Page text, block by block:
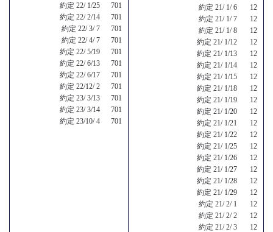
約定 22/ 1/25 701
約定 22/ 2/14 701
約定 22/ 3/ 7 701
約定 22/ 4/ 7 701
約定 22/ 5/19 701
約定 22/ 6/13 701
約定 22/ 6/17 701
約定 22/12/ 2 701
約定 23/ 3/13 701
約定 23/ 3/14 701
約定 23/10/ 4 701
約定 21/ 1/ 6 12
約定 21/ 1/ 7 12
約定 21/ 1/ 8 12
約定 21/ 1/12 12
約定 21/ 1/13 12
約定 21/ 1/14 12
約定 21/ 1/15 12
約定 21/ 1/18 12
約定 21/ 1/19 12
約定 21/ 1/20 12
約定 21/ 1/21 12
約定 21/ 1/22 12
約定 21/ 1/25 12
約定 21/ 1/26 12
約定 21/ 1/27 12
約定 21/ 1/28 12
約定 21/ 1/29 12
約定 21/ 2/ 1 12
約定 21/ 2/ 2 12
約定 21/ 2/ 3 12